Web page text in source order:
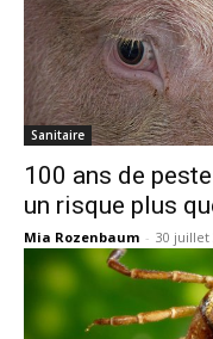
Sanitaire
100 ans de
un risque plus
Mia Rozenbaum - 30 juillet